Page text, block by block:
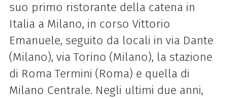
suo primo ristorante della catena in
Italia a Milano, in corso Vittorio
Emanuele, seguito da locali in via Dante
(Milano), via Torino (Milano), la stazione
di Roma Termini (Roma) e quella di
Milano Centrale. Negli ultimi due anni,